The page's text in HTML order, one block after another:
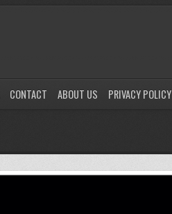
CONTACT ABOUT US PRIVACY POLICY